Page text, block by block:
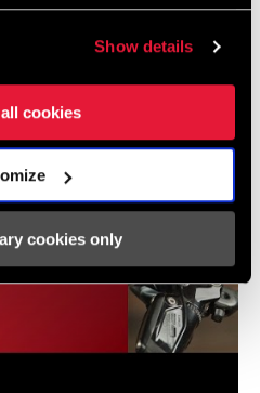
Show details
cookies
cookies only